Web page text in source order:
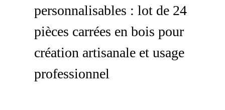
personnalisables : lot de 24
pièces carrées en bois pour
création artisanale et usage
professionnel